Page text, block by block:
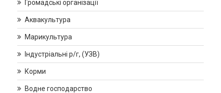
Громадські організації
Аквакультура
Марикультура
Індустріальні р/г, (УЗВ)
Корми
Водне господарство